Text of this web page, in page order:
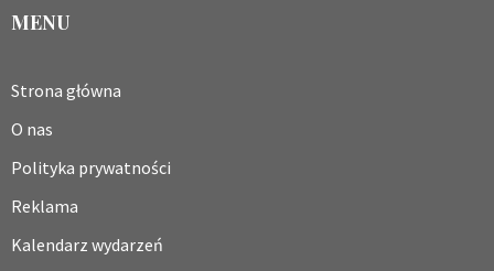
MENU
Strona główna
O nas
Polityka prywatności
Reklama
Kalendarz wydarzeń